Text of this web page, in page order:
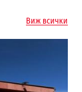
Виж всички